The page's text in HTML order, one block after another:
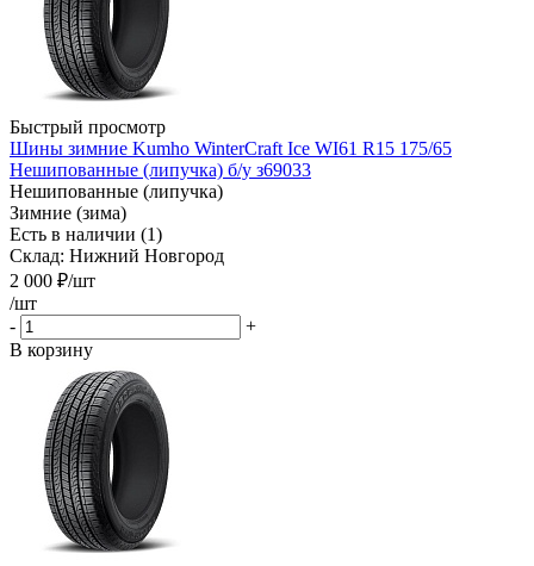
Быстрый просмотр
Шины зимние Kumho WinterCraft Ice WI61 R15 175/65
Нешипованные (липучка) б/у з69033
Нешипованные (липучка)
Зимние (зима)
Есть в наличии (1)
Склад: Нижний Новгород
2 000 ₽/шт
/шт
-
+
В корзину